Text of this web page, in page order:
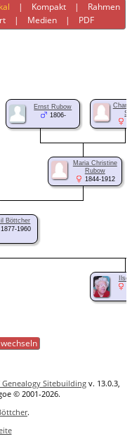
| Kompakt | Rahmen
| Medien | PDF
Ernst Rubow
1806-
Maria Christine
Rubow
1844-1912
Böttcher
1877-1960
Sitebuilding v. 13.0.3,
© 2001-2026.
.